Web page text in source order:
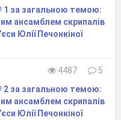
для тих рядів які є
Ці ознаки,
підсумовуються за
і до рядів, що
тауберовими
з них, належить
1 за загальною темою:
ансамблем скрипалів
Юлії Печонкіної
4487
5
2 за загальною темою:
ансамблем скрипалів
Юлії Печонкіної